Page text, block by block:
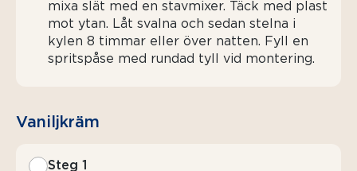
mixa slät med en stavmixer. Täck med plast
mot ytan. Låt svalna och sedan stelna i
kylen 8 timmar eller över natten. Fyll en
spritspåse med rundad tyll vid montering.
Vaniljkräm
Steg 1